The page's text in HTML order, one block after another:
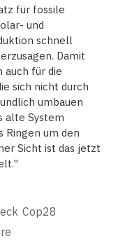
für fossile
und
schnell
Damit
auch für die
sich nicht durch
umbauen
alte System
Ringen um den
Sicht ist das jetzt
Cop28